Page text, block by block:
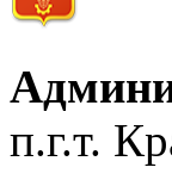
п.г.т.